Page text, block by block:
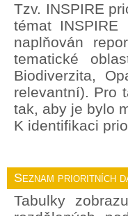
Tzv. INSPIRE
témat
naplňován
tematické
Biodiverzita,
relevantní). Pro
tak, aby je bylo
K identifikaci
Seznam prioritních
Tabulky